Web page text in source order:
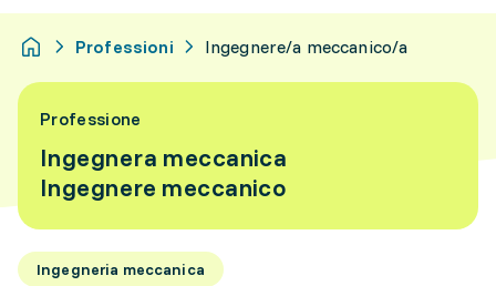
Professioni Ingegnere/a meccanico/a
Professione
Ingegnera meccanica
Ingegnere meccanico
Ingegneria meccanica